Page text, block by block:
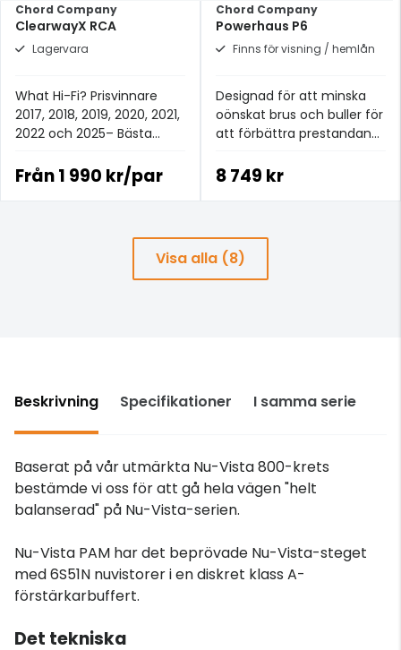
Chord Company
ClearwayX RCA
Lagervara
What Hi-Fi? Prisvinnare
2017, 2018, 2019, 2020, 2021,
2022 och 2025– Bästa
£100+.
Från1 990 kr/par
Chord Company
Powerhaus P6
Finns för visning / hemlån
Designad för att minska
oönskat brus och buller för
att förbättra prestandan
8 749 kr
Visa alla (8)
Beskrivning Specifikationer I samma serie
Baserat på vår utmärkta Nu-Vista 800-krets
bestämde vi oss för att gå hela vägen "helt
balanserad" på Nu-Vista-serien.
Nu-Vista PAM har det beprövade Nu-Vista-steget
med 6S51N nuvistorer i en diskret klass A-
förstärkarbuffert.
Det tekniska